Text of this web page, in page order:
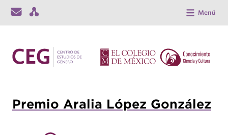
Menú
Premio Aralia López González